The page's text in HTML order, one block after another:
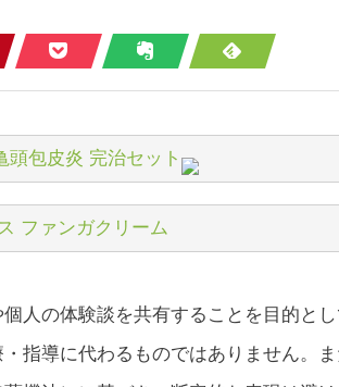
頭包皮炎 完治セット
ファンガクリーム
人の体験談を共有することを目的とし
指導に代わるものではありません。